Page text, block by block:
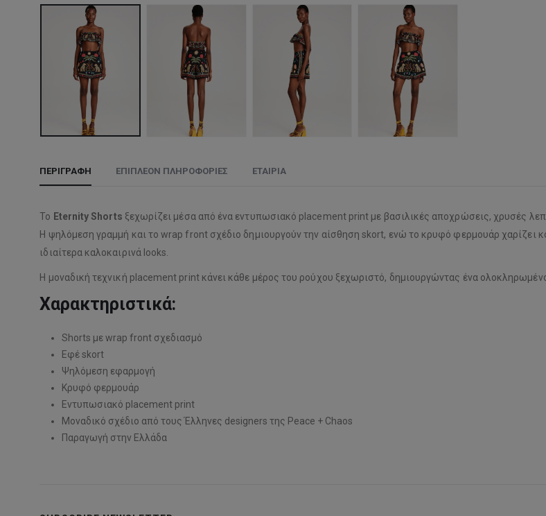
ΠΕΡΙΓΡΑΦΉ ΕΠΙΠΛΈΟΝ ΠΛΗΡΟΦΟΡΊΕΣ ΕΤΑΙΡΊΑ
Το Eternity Shorts ξεχωρίζει μέσα από ένα εντυπωσιακό placement print με βασιλικές αποχρώσεις, χρυσές
Η ψηλόμεση γραμμή και το wrap front σχέδιο δημιουργούν την αίσθηση skort, ενώ το κρυφό φερμουάρ χαρίζει
ιδιαίτερα καλοκαιρινά looks.
Η μοναδική τεχνική placement print κάνει κάθε μέρος του ρούχου ξεχωριστό, δημιουργώντας ένα
Χαρακτηριστικά:
Shorts με wrap front σχεδιασμό
Εφέ skort
Ψηλόμεση εφαρμογή
Κρυφό φερμουάρ
Εντυπωσιακό placement print
Μοναδικό σχέδιο από τους Έλληνες designers της Peace + Chaos
Παραγωγή στην Ελλάδα